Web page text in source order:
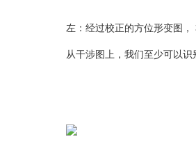
左：经过校正的方位形变图，
从干涉图上，我们至少可以